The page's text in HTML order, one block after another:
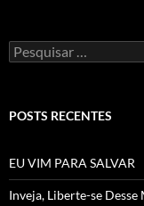
Pesquisar
por:
POSTS RECENTES
EU VIM PARA SALVAR
Inveja, Liberte-se Desse